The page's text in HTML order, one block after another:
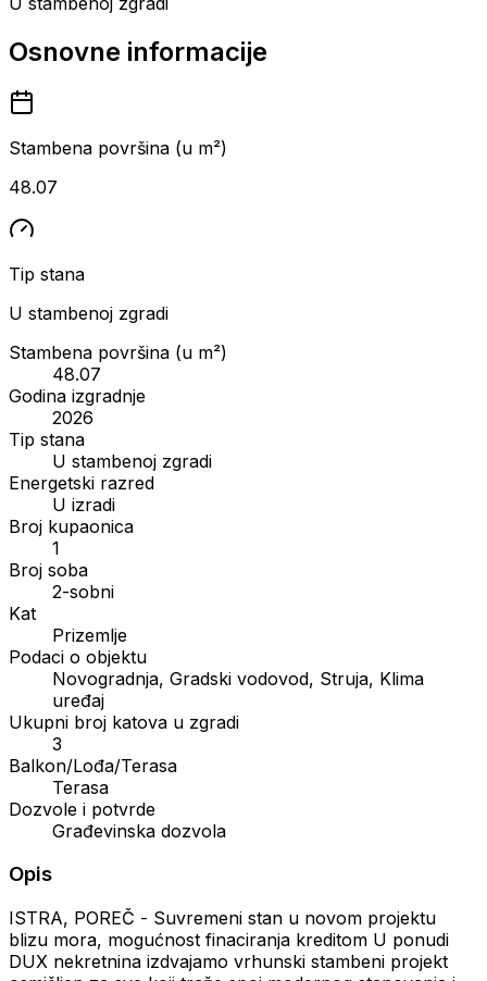
Osnovne informacije
Stambena površina (u m²)
48.07
Tip stana
U stambenoj zgradi
Stambena površina (u m²)
48.07
Godina izgradnje
2026
Tip stana
U stambenoj zgradi
Energetski razred
U izradi
Broj kupaonica
1
Broj soba
2-sobni
Kat
Prizemlje
Podaci o objektu
Novogradnja, Gradski vodovod, Struja, Klima
uređaj
Ukupni broj katova u zgradi
3
Balkon/Lođa/Terasa
Terasa
Dozvole i potvrde
Građevinska dozvola
Opis
ISTRA, POREČ - Suvremeni stan u novom projektu
blizu mora, mogućnost finaciranja kreditom U ponudi
DUX nekretnina izdvajamo vrhunski stambeni projekt